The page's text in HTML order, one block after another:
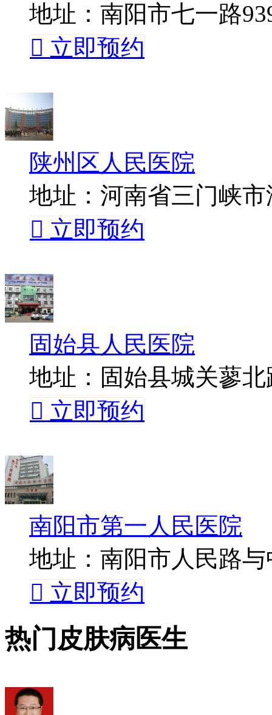
地址：南阳市七一路
 立即预约
陕州区人民医院
地址：河南省三门峡
 立即预约
固始县人民医院
地址：固始县城关蓼北
 立即预约
南阳市第一人民医院
地址：南阳市人民路
 立即预约
热门皮肤病医生